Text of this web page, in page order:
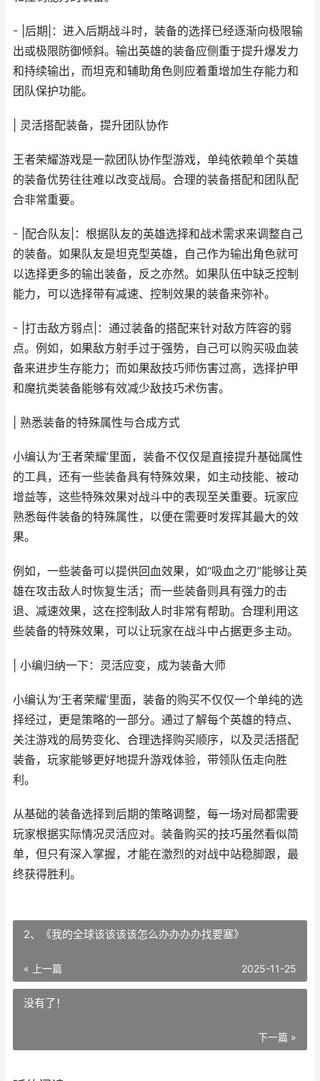
- |后期|：进入后期战斗时，装备的选择已经逐渐向极限输
出或极限防御倾斜。输出英雄的装备应侧重于提升爆发力
和持续输出，而坦克和辅助角色则应着重增加生存能力和
团队保护功能。
| 灵活搭配装备，提升团队协作
王者荣耀游戏是一款团队协作型游戏，单纯依赖单个英雄
的装备优势往往难以改变战局。合理的装备搭配和团队配
合非常重要。
- |配合队友|：根据队友的英雄选择和战术需求来调整自己
的装备。如果队友是坦克型英雄，自己作为输出角色就可
以选择更多的输出装备，反之亦然。如果队伍中缺乏控制
能力，可以选择带有减速、控制效果的装备来弥补。
- |打击敌方弱点|：通过装备的搭配来针对敌方阵容的弱
点。例如，如果敌方射手过于强势，自己可以购买吸血装
备来进步生存能力；而如果敌技巧师伤害过高，选择护甲
和魔抗类装备能够有效减少敌技巧术伤害。
| 熟悉装备的特殊属性与合成方式
小编认为‘王者荣耀’里面，装备不仅仅是直接提升基础属性
的工具，还有一些装备具有特殊效果，如主动技能、被动
增益等，这些特殊效果对战斗中的表现至关重要。玩家应
熟悉每件装备的特殊属性，以便在需要时发挥其最大的效
果。
例如，一些装备可以提供回血效果，如“吸血之刃”能够让英
雄在攻击敌人时恢复生活；而一些装备则具有强力的击
退、减速效果，这在控制敌人时非常有帮助。合理利用这
些装备的特殊效果，可以让玩家在战斗中占据更多主动。
| 小编归纳一下：灵活应变，成为装备大师
小编认为‘王者荣耀’里面，装备的购买不仅仅一个单纯的选
择经过，更是策略的一部分。通过了解每个英雄的特点、
关注游戏的局势变化、合理选择购买顺序，以及灵活搭配
装备，玩家能够更好地提升游戏体验，带领队伍走向胜
利。
从基础的装备选择到后期的策略调整，每一场对局都需要
玩家根据实际情况灵活应对。装备购买的技巧虽然看似简
单，但只有深入掌握，才能在激烈的对战中站稳脚跟，最
终获得胜利。
2、《我的全球该该该该怎么办办办办找要塞》
« 上一篇 2025-11-25
没有了！
下一篇 »